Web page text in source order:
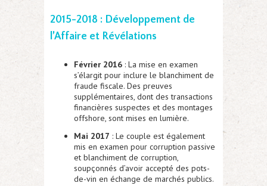
2015-2018 : Développement de
l’Affaire et Révélations
Février 2016 : La mise en examen
s’élargit pour inclure le blanchiment de
fraude fiscale. Des preuves
supplémentaires, dont des transactions
financières suspectes et des montages
offshore, sont mises en lumière.
Mai 2017 : Le couple est également
mis en examen pour corruption passive
et blanchiment de corruption,
soupçonnés d’avoir accepté des pots-
de-vin en échange de marchés publics.